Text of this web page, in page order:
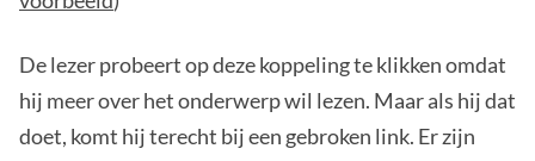
De lezer probeert op deze koppeling te klikken omdat
hij meer over het onderwerp wil lezen. Maar als hij dat
doet, komt hij terecht bij een gebroken link. Er zijn